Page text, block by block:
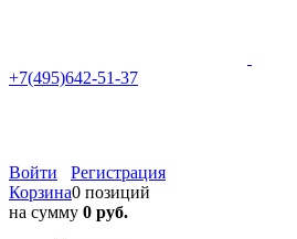
+7(495)642-51-37
Войти
Регистрация
Корзина0 позиций
на сумму 0 руб.